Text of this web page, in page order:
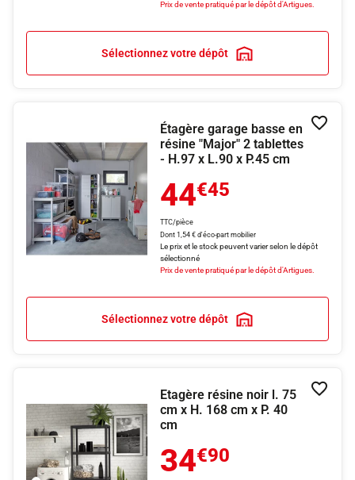
Prix de vente pratiqué par le dépôt d'Artigues.
Sélectionnez votre dépôt
Étagère garage basse en
résine "Major" 2 tablettes
- H.97 x L.90 x P.45 cm
44€45
TTC/pièce
Dont 1,54 € d'éco-part mobilier
Le prix et le stock peuvent varier selon le dépôt
sélectionné
Prix de vente pratiqué par le dépôt d'Artigues.
Sélectionnez votre dépôt
Etagère résine noir l. 75
cm x H. 168 cm x P. 40
cm
34€90